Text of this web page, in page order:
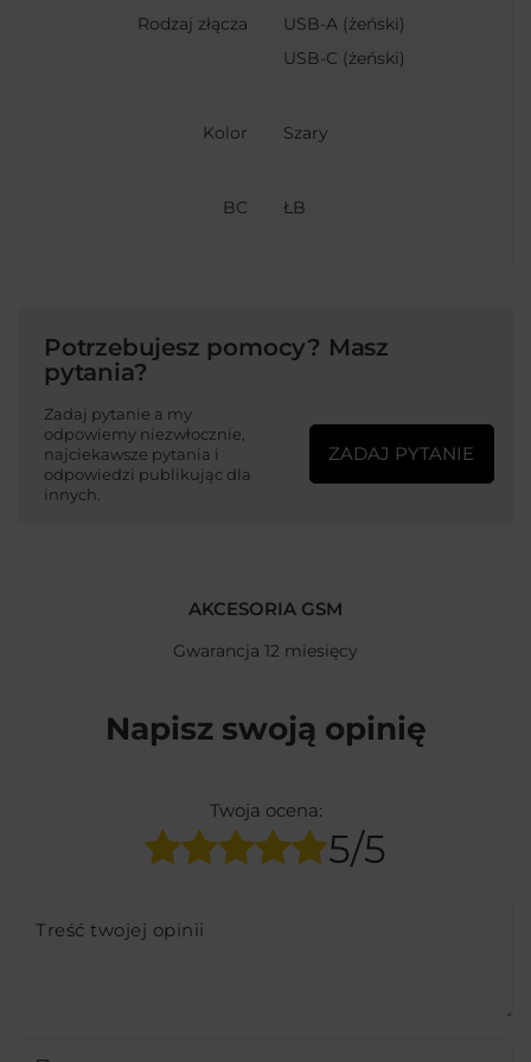
Rodzaj złącza
USB-A (żeński)
USB-C (żeński)
Kolor Szary
BC ŁB
Potrzebujesz pomocy? Masz
pytania?
Zadaj pytanie a my
odpowiemy niezwłocznie,
najciekawsze pytania i
odpowiedzi publikując dla
innych.
ZADAJ PYTANIE
AKCESORIA GSM
Gwarancja 12 miesięcy
Napisz swoją opinię
Twoja ocena:
5/5
Treść twojej opinii